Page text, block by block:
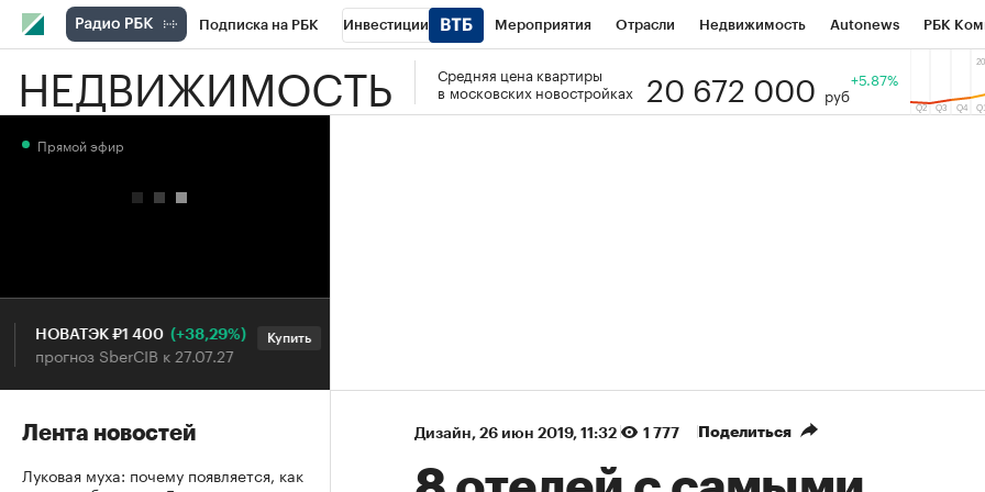
Подписка на РБК Инвестиции Мероприятия Отрасли Недвижимость Autonews РБК
РБК Вино Спорт Школа управления РБК РБК Образование Тренды
НЕДВИЖИМОСТЬ
Средняя цена квартиры
в московских новостройках
20 672 000 руб
+5.87%
Дизайн⁠, 26 июн 2019, 11:32 1 777 Поделиться
Прямой эфир
НОВАТЭК ₽1 400 (+38,29%)
прогноз SberCIB к 27.07.27
Купить
Лента новостей
Луковая муха: почему появляется, как